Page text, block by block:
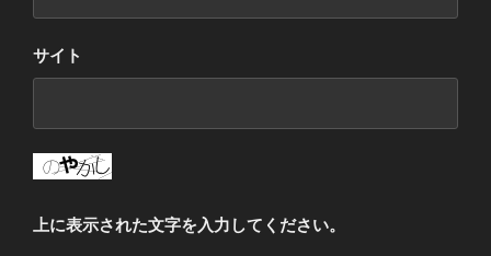
サイト
上に表示された文字を入力してください。